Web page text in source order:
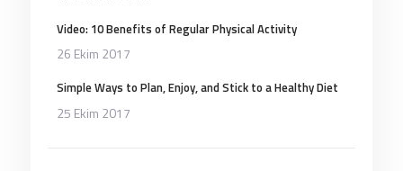
Video: 10 Benefits of Regular Physical Activity
26 Ekim 2017
Simple Ways to Plan, Enjoy, and Stick to a Healthy Diet
25 Ekim 2017